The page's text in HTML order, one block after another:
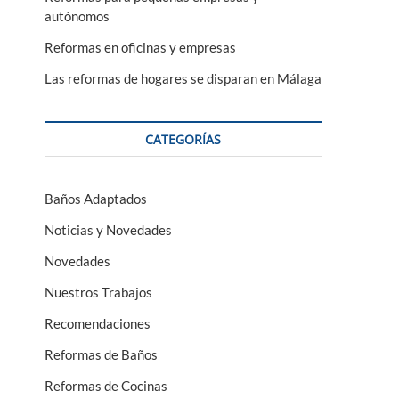
autónomos
Reformas en oficinas y empresas
Las reformas de hogares se disparan en Málaga
CATEGORÍAS
Baños Adaptados
Noticias y Novedades
Novedades
Nuestros Trabajos
Recomendaciones
Reformas de Baños
Reformas de Cocinas